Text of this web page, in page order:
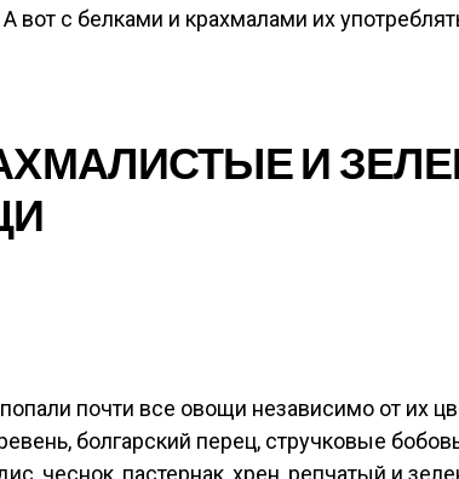
вот с белками и крахмалами их
И
попали почти все овощи независимо от их
болгарский перец, стручковые
чеснок, пастернак, хрен, репчатый и